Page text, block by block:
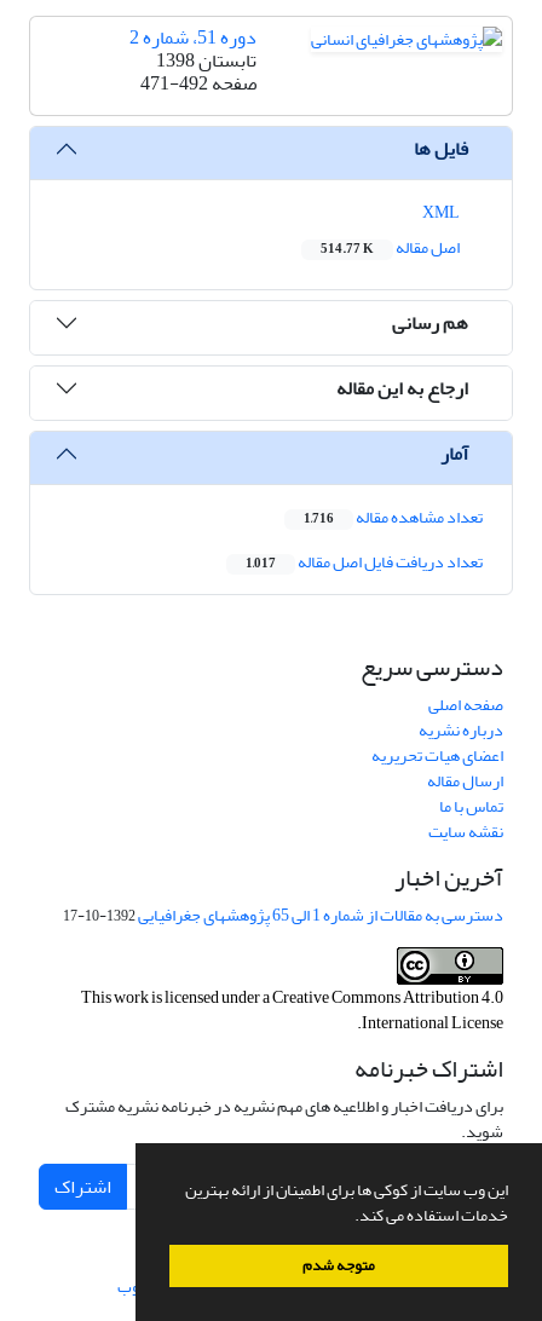
این وب سایت از کوکی ها برای اطمینان از ارائه بهترین
خدمات استفاده می کند.
متوجه شدم
دوره 51، شماره 2
تابستان 1398
صفحه471-492
فایل ها
اصل مقاله
514.77 K
هم رسانی
ارجاع به این مقاله
آمار
تعداد مشاهده مقاله 1,716
تعداد دریافت فایل اصل مقاله 1,017
دسترسی سریع
صفحه اصلی
درباره نشریه
اعضای هیات تحریریه
ارسال مقاله
تماس با ما
نقشه سایت
آخرین اخبار
دسترسی به مقالات از شماره 1 الی 65 پژوهشهای جغرافیایی 1392-10-17
This work is licensed under aCreative Commons Attribution 4.0
International License
.
اشتراک خبرنامه
برای دریافت اخبار و اطلاعیه های مهم نشریه در خبرنامه نشریه مشترک
شوید.
اشتراک
سامانه مدیریت نشریات علمی.طراحی و پیاده سازی از سیناوب